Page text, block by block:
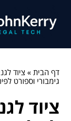
דף הבית» ציוד
גימבורי וספורט
ציוד